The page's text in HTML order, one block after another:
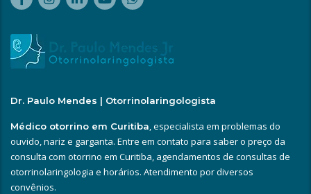
Dr. Paulo Mendes | Otorrinolaringologista
Médico otorrino em Curitiba, especialista em problemas do
ouvido, nariz e garganta. Entre em contato para saber o preço da
consulta com otorrino em Curitiba, agendamentos de consultas de
otorrinolaringologia e horários. Atendimento por diversos
convênios.